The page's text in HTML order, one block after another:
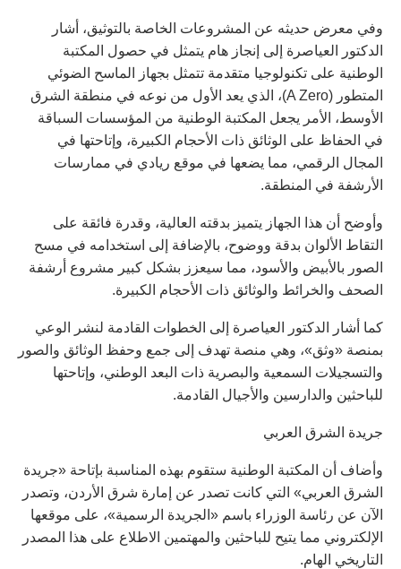
وفي معرض حديثه عن المشروعات الخاصة بالتوثيق، أشار
الدكتور العياصرة إلى إنجاز هام يتمثل في حصول المكتبة
الوطنية على تكنولوجيا متقدمة تتمثل بجهاز الماسح الضوئي
المتطور (A Zero)، الذي يعد الأول من نوعه في منطقة الشرق
الأوسط، الأمر يجعل المكتبة الوطنية من المؤسسات السباقة
في الحفاظ على الوثائق ذات الأحجام الكبيرة، وإتاحتها في
المجال الرقمي، مما يضعها في موقع ريادي في ممارسات
الأرشفة في المنطقة.
وأوضح أن هذا الجهاز يتميز بدقته العالية، وقدرة فائقة على
التقاط الألوان بدقة ووضوح، بالإضافة إلى استخدامه في مسح
الصور بالأبيض والأسود، مما سيعزز بشكل كبير مشروع أرشفة
الصحف والخرائط والوثائق ذات الأحجام الكبيرة.
كما أشار الدكتور العياصرة إلى الخطوات القادمة لنشر الوعي
بمنصة «وثق»، وهي منصة تهدف إلى جمع وحفظ الوثائق والصور
والتسجيلات السمعية والبصرية ذات البعد الوطني، وإتاحتها
للباحثين والدارسين والأجيال القادمة.
جريدة الشرق العربي
وأضاف أن المكتبة الوطنية ستقوم بهذه المناسبة بإتاحة «جريدة
الشرق العربي» التي كانت تصدر عن إمارة شرق الأردن، وتصدر
الآن عن رئاسة الوزراء باسم «الجريدة الرسمية»، على موقعها
الإلكتروني مما يتيح للباحثين والمهتمين الاطلاع على هذا المصدر
التاريخي الهام.